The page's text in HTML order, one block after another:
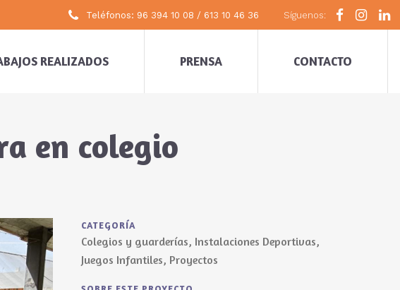
Teléfonos: 96 394 10 08 / 613 10 46 36 Síguenos:
REALIZADOS PRENSA CONTACTO
en colegio
CATEGORÍA
Colegios y guarderías, Instalaciones Deportivas,
Juegos Infantiles, Proyectos